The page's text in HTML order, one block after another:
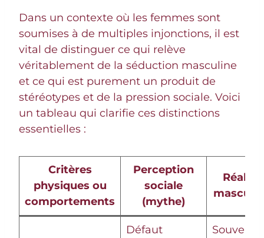
Dans un contexte où les femmes sont
soumises à de multiples injonctions, il est
vital de distinguer ce qui relève
véritablement de la séduction masculine
et ce qui est purement un produit de
stéréotypes et de la pression sociale. Voici
un tableau qui clarifie ces distinctions
essentielles :
Critères
physiques ou
comportements
Perception
sociale
(mythe)
Réalité
Défaut
Souvent